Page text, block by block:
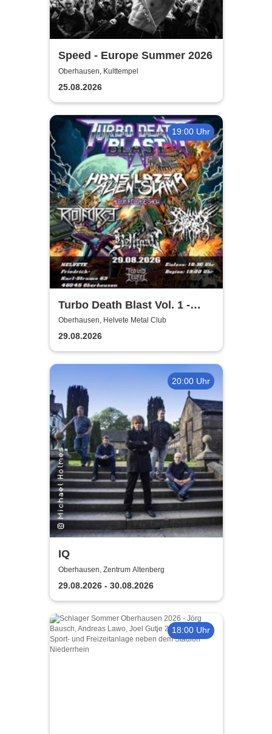
Speed - Europe Summer 2026
Oberhausen, Kulttempel
25.08.2026
19:00 Uhr
Turbo Death Blast Vol. 1 -
Hans Lazer Alien Slam Album
Release Show
Oberhausen, Helvete Metal Club
29.08.2026
20:00 Uhr
IQ
Oberhausen, Zentrum Altenberg
29.08.2026 - 30.08.2026
18:00 Uhr